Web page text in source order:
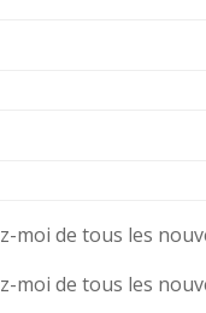
moi de tous les
moi de tous les